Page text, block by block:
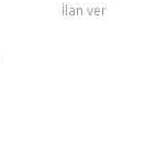
İlan ver